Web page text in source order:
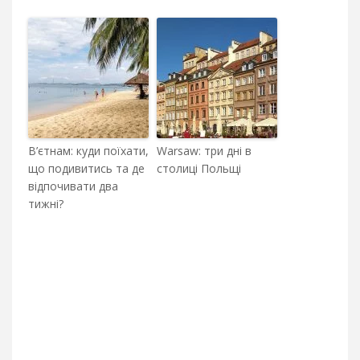
В’єтнам: куди поїхати,
що подивитись та де
відпочивати два
тижні?
Warsaw: три дні в
столиці Польщі